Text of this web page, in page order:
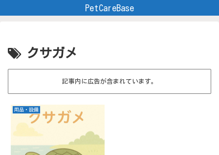
PetCareBase
クサガメ
記事内に広告が含まれています。
用品・設備